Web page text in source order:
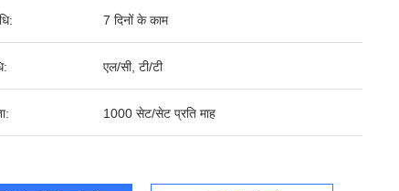
7 दिनों के काम
एल/सी, टी/टी
1000 सेट/सेट प्रति माह